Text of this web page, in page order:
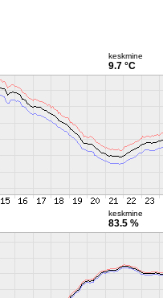
keskmine
9.7 °C
keskmine
83.5 %